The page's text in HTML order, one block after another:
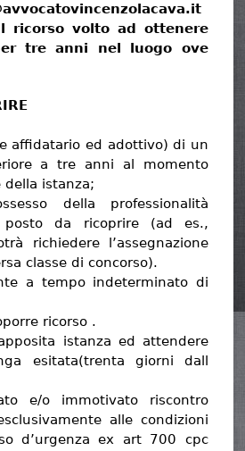
ricorso volto ad ottenere
tre anni nel luogo ove
affidatario ed adottivo) di un
a tre anni al momento
della istanza;
della professionalità
posto da ricoprire (ad es.,
richiedere l’assegnazione
classe di concorso).
a tempo indeterminato di
ricorso .
istanza ed attendere
esitata(trenta giorni dall
e/o immotivato riscontro
alle condizioni
d’urgenza ex art 700 cpc